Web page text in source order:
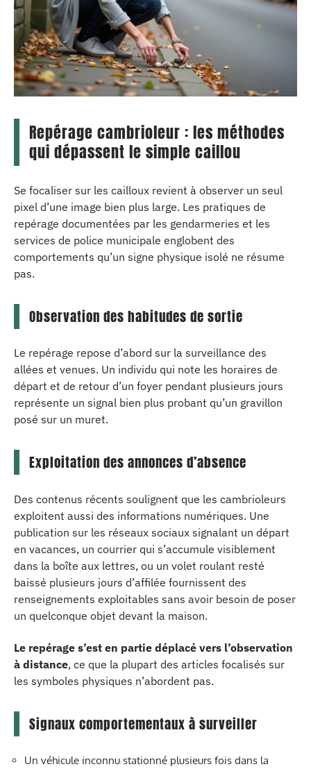
Repérage cambrioleur : les méthodes
qui dépassent le simple caillou
Se focaliser sur les cailloux revient à observer un seul
pixel d’une image bien plus large. Les pratiques de
repérage documentées par les gendarmeries et les
services de police municipale englobent des
comportements qu’un signe physique isolé ne résume
pas.
Observation des habitudes de sortie
Le repérage repose d’abord sur la surveillance des
allées et venues. Un individu qui note les horaires de
départ et de retour d’un foyer pendant plusieurs jours
représente un signal bien plus probant qu’un gravillon
posé sur un muret.
Exploitation des annonces d’absence
Des contenus récents soulignent que les cambrioleurs
exploitent aussi des informations numériques. Une
publication sur les réseaux sociaux signalant un départ
en vacances, un courrier qui s’accumule visiblement
dans la boîte aux lettres, ou un volet roulant resté
baissé plusieurs jours d’affilée fournissent des
renseignements exploitables sans avoir besoin de poser
un quelconque objet devant la maison.
Le repérage s’est en partie déplacé vers l’observation
à distance, ce que la plupart des articles focalisés sur
les symboles physiques n’abordent pas.
Signaux comportementaux à surveiller
Un véhicule inconnu stationné plusieurs fois dans la